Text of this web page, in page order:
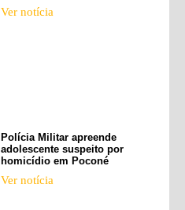
Ver notícia
Polícia Militar apreende
adolescente suspeito por
homicídio em Poconé
Ver notícia